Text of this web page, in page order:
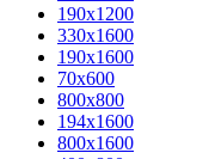
190x1200
330x1600
190x1600
70x600
800x800
194x1600
800x1600